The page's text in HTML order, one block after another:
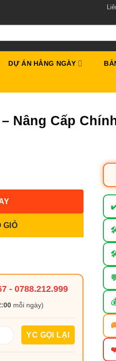
DỰ ÁN HẰNG NGÀY
Nâng Cấp
GIỎ
-0788.212.999
mỗi ngày)